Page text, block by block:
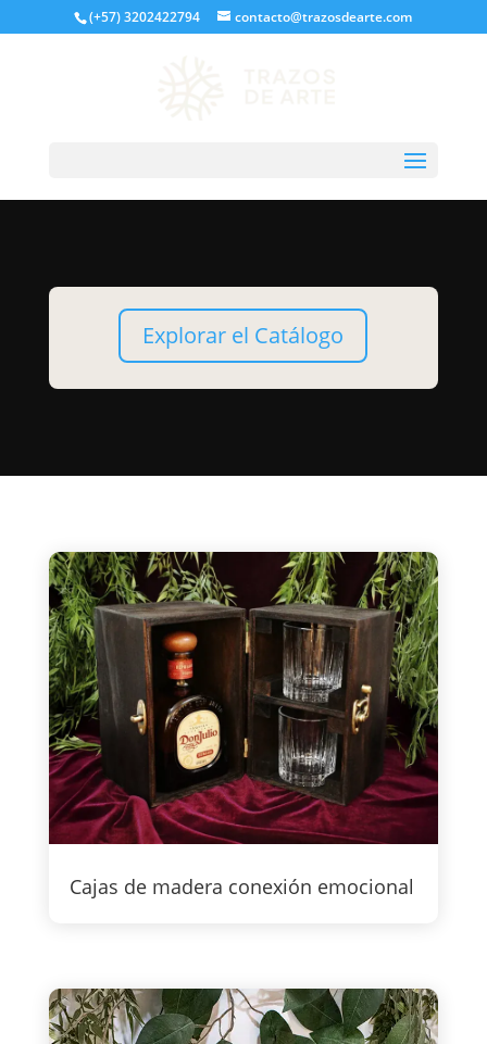
(+57) 3202422794 contacto@trazosdearte.com
Explorar el Catálogo
Cajas de madera conexión emocional